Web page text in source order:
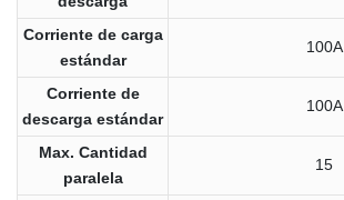
Corriente de carga
estándar
100A
Corriente de
descarga estándar
100A
Max. Cantidad
paralela
15